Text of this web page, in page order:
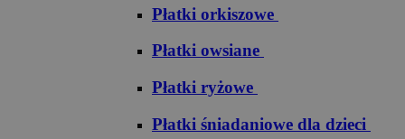
Płatki orkiszowe
Płatki owsiane
Płatki ryżowe
Płatki śniadaniowe dla dzieci